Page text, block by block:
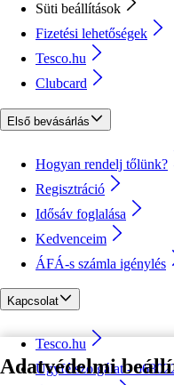
Adatvédelmi
Süti beállítások
Fizetési lehetőségek
Tesco.hu
Clubcard
Első bevásárlás
Hogyan rendelj tőlünk?
Regisztráció
Idősáv foglalása
Kedvenceim
ÁFÁ-s számla igénylés
Kapcsolat
Tesco.hu
Ügyfélszolgálat -